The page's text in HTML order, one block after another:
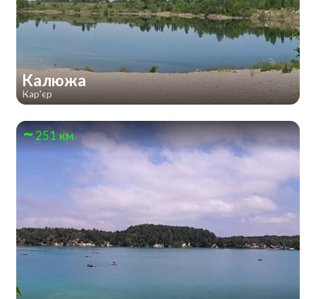
Калюжа
Кар'єр
251 км